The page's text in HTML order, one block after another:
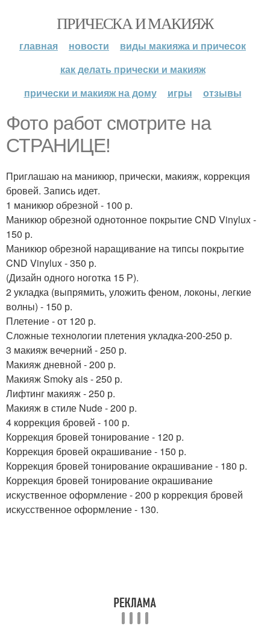
ПРИЧЕСКА И МАКИЯЖ
главная новости
виды макияжа и причесок
как делать прически и макияж
прически и макияж на дому
игры отзывы
Фото работ смотрите на
СТРАНИЦЕ!
Приглашаю на маникюр, прически, макияж, коррекция
бровей. Запись идет.
1 маникюр обрезной - 100 р.
Маникюр обрезной однотонное покрытие CND Vinylux -
150 р.
Маникюр обрезной наращивание на типсы покрытие
CND Vinylux - 350 р.
(Дизайн одного ноготка 15 Р).
2 укладка (выпрямить, уложить феном, локоны, легкие
волны) - 150 р.
Плетение - от 120 р.
Сложные технологии плетения укладка-200-250 р.
3 макияж вечерний - 250 р.
Макияж дневной - 200 р.
Макияж Smoky ais - 250 р.
Лифтинг макияж - 250 р.
Макияж в стиле Nude - 200 р.
4 коррекция бровей - 100 р.
Коррекция бровей тонирование - 120 р.
Коррекция бровей окрашивание - 150 р.
Коррекция бровей тонирование окрашивание - 180 р.
Коррекция бровей тонирование окрашивание
искуственное оформление - 200 р коррекция бровей
искусственное оформление - 130.